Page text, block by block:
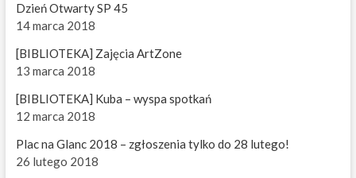
O
R
Ą
]
s
p
o
i
Dzień Otwarty SP 45
14 marca 2018
[BIBLIOTEKA] Zajęcia ArtZone
13 marca 2018
[BIBLIOTEKA] Kuba – wyspa spotkań
12 marca 2018
Plac na Glanc 2018 – zgłoszenia tylko do 28 lutego!
26 lutego 2018